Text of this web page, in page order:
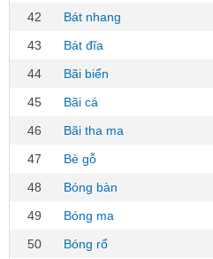
42
Bát nhang
43
Bát đĩa
44
Bãi biển
45
Bãi cá
46
Bãi tha ma
47
Bè gỗ
48
Bóng bàn
49
Bóng ma
50
Bóng rổ